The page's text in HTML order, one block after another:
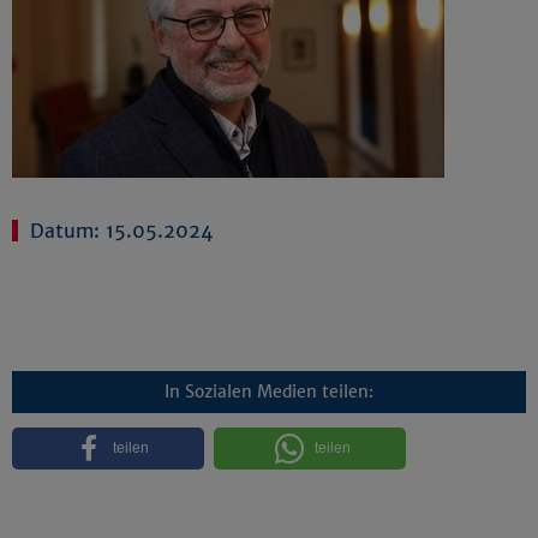
Datum: 15.05.2024
In Sozialen Medien teilen:
teilen teilen